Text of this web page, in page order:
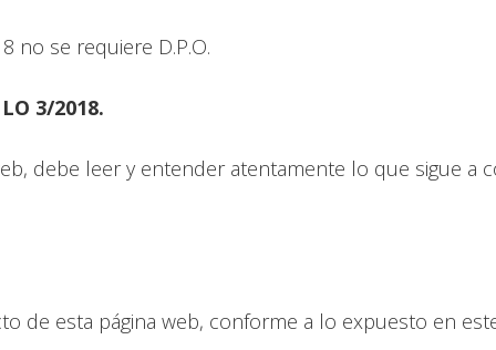
no se requiere D.P.O.
3/2018.
debe leer y entender atentamente lo que sigue a
de esta página web, conforme a lo expuesto en